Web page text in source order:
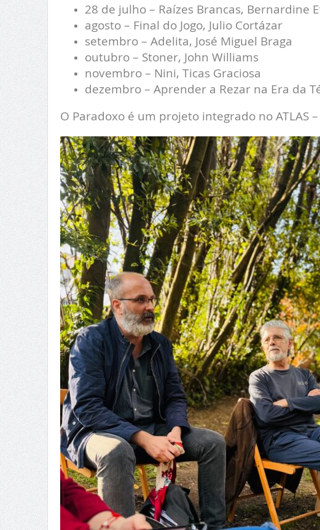
28 de julho – Raízes Brancas, Bernardine
agosto – Final do Jogo, Julio Cortázar
setembro – Adelita, José Miguel Braga
outubro – Stoner, John Williams
novembro – Nini, Ticas Graciosa
dezembro – Aprender a Rezar na Era da
O Paradoxo é um projeto integrado no ATLAS